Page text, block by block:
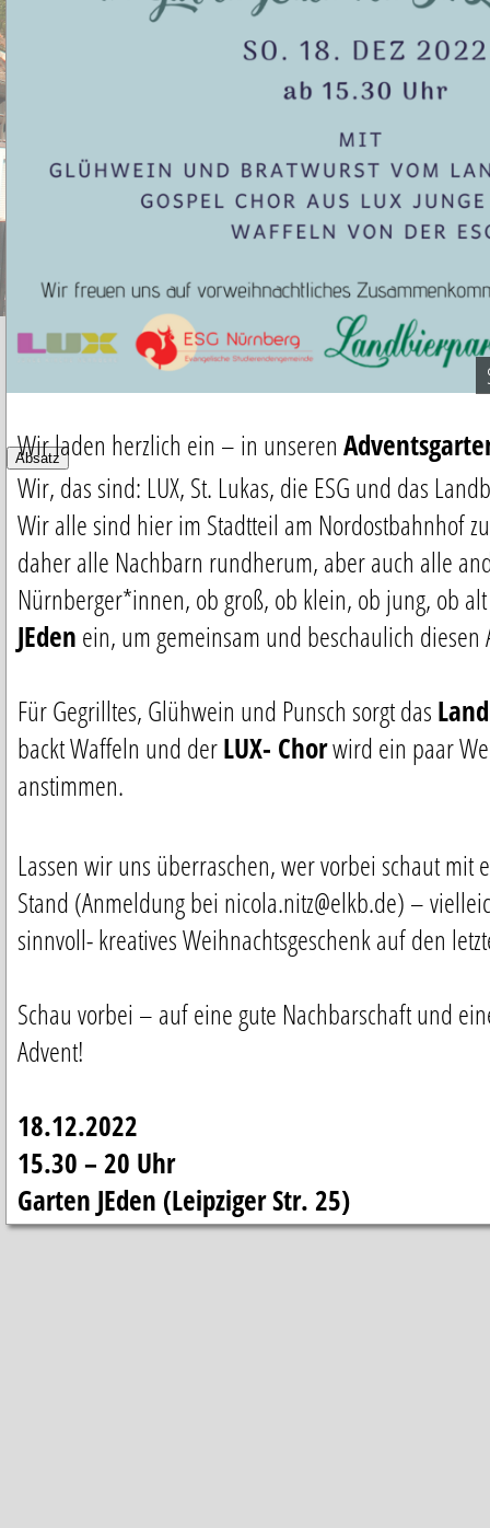
Absatz
Wir laden herzlich ein – in unseren
Wir, das sind: LUX, St. Lukas, die ESG und das
Wir alle sind hier im Stadtteil am Nordostbahnhof
daher alle Nachbarn rundherum, aber auch alle
Nürnberger*innen, ob groß, ob klein, ob jung, ob
JEden ein, um gemeinsam und beschaulich diesen
Für Gegrilltes, Glühwein und Punsch sorgt das
backt Waffeln und derLUX- Chorwird ein paar
anstimmen.
Lassen wir uns überraschen, wer vorbei schaut mit
Stand (Anmeldung bei nicola.nitz@elkb.de) –
sinnvoll- kreatives Weihnachtsgeschenk auf den
Schau vorbei – auf eine gute Nachbarschaft und
Advent!
18.12.2022
15.30 – 20 Uhr
Garten JEden (Leipziger Str. 25)